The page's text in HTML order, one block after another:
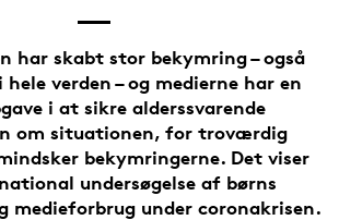
har skabt stor bekymring – også
verden – og medierne har en
i at sikre alderssvarende
om situationen, for troværdig
bekymringerne. Det viser
undersøgelse af børns
medieforbrug under coronakrisen.